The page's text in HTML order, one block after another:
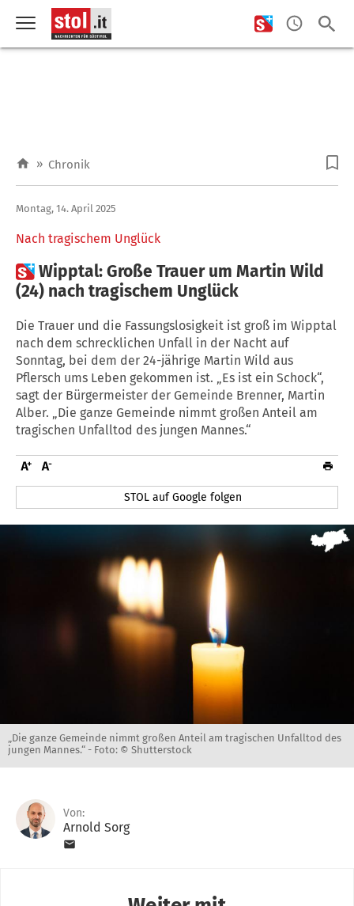
» Chronik
Nach tragischem Unglück
Montag, 14. April 2025
Wipptal: Große Trauer um Martin Wild
(24) nach tragischem Unglück
Die Trauer und die Fassungslosigkeit ist groß im Wipptal
nach dem schrecklichen Unfall in der Nacht auf
Sonntag, bei dem der 24-jährige Martin Wild aus
Pflersch ums Leben gekommen ist. „Es ist ein Schock“,
sagt der Bürgermeister der Gemeinde Brenner, Martin
Alber. „Die ganze Gemeinde nimmt großen Anteil am
tragischen Unfalltod des jungen Mannes.“
STOL auf Google folgen
„Die ganze Gemeinde nimmt großen Anteil am tragischen Unfalltod des
jungen Mannes.“ - Foto: © Shutterstock
Von:
Arnold Sorg